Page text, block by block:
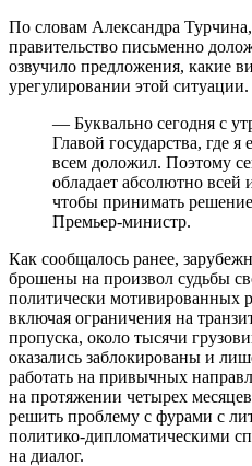
По словам Александра
правительство письменно
озвучило предложения, какие
урегулировании этой ситуации.
— Буквально сегодня с
Главой государства, где
всем доложил. Поэтому
обладает абсолютно всей
чтобы принимать
Премьер-министр.
Как сообщалось ранее,
брошены на произвол судьбы
политически мотивированных
включая ограничения на
пропуска, около тысячи
оказались заблокированы и
работать на привычных
на протяжении четырех
решить проблему с фурами с
политико-дипломатическими
на диалог.